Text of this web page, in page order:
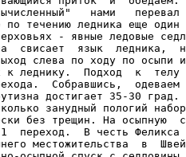
нами   перевал
по течению ледника еще один
- явные ледовые
свисает  язык  ледника,
слева по ходу по осыпи
к леднику.  Подход  к  телу
Собравшись,  одеваем
достигает 35-30
занудный пологий
без трещин. На осыпную
переход.  В честь Феликса
местожительства  в